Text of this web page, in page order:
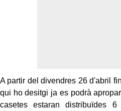
A partir del divendres 26 d'abril
qui ho desitgi ja es podrà
casetes estaran distribuïdes